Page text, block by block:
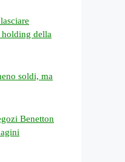
holding della
soldi, ma
Benetton